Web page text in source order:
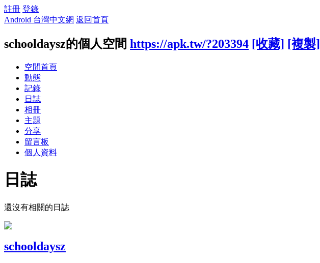
註冊 登錄
Android 台灣中文網 返回首頁
schooldaysz的個人空間 https://apk.tw/?203394 [收藏] [複製]
空間首頁
動態
記錄
日誌
相冊
主題
分享
留言板
個人資料
日誌
還沒有相關的日誌
schooldaysz